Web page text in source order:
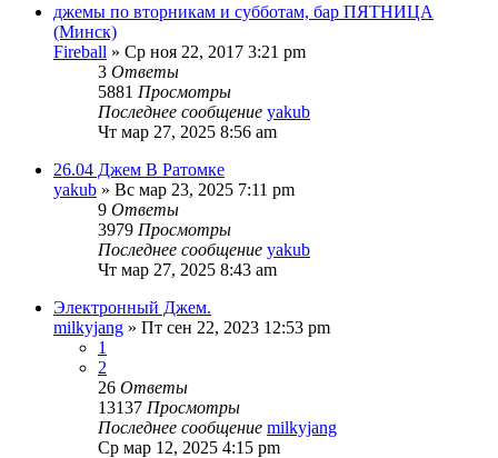
джемы по вторникам и субботам, бар ПЯТНИЦА
(Минск)
Fireball » Ср ноя 22, 2017 3:21 pm
3 Ответы
5881 Просмотры
Последнее сообщение yakub
Чт мар 27, 2025 8:56 am
26.04 Джем В Ратомке
yakub » Вс мар 23, 2025 7:11 pm
9 Ответы
3979 Просмотры
Последнее сообщение yakub
Чт мар 27, 2025 8:43 am
Электронный Джем.
milkyjang » Пт сен 22, 2023 12:53 pm
1
2
26 Ответы
13137 Просмотры
Последнее сообщение milkyjang
Ср мар 12, 2025 4:15 pm